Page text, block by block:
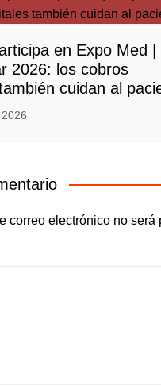
en Expo Med |
2026: los cobros
cuidan al
correo electrónico no será